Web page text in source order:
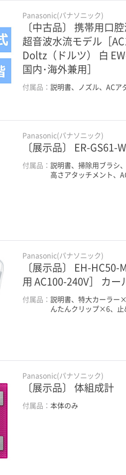
Panasonic(パナソニック)
〔中古品〕 携帯用口
超音波水流モデル［
Doltz（ドルツ） 白
国内･海外兼用］
付属品：説明書、ノズル、ACア
Panasonic(パナソニック)
〔展示品〕 ER-GS61-
付属品：説明書、掃除用ブラシ
高さアタッチメント、
Panasonic(パナソニック)
〔展示品〕 EH-
用 AC100-240V］ カー
付属品：説明書、特大カーラ
んたんクリップ×6、
Panasonic(パナソニック)
〔展示品〕 体組成計
付属品：本体のみ